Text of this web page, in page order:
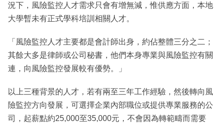
況下，風險監控人才需求只會有增無減，惟供應方面，本地
大學暫未有正式學科培訓相關人才。
「風險監控人才主要都是會計師出身，約佔整體三分之二；
其餘大多是律師或公司秘書，他們本身專業與風險監控有關
連，向風險監控發展較有優勢。」
以上三種背景的人才，若有兩至三年工作經驗，然後轉向風
險監控方向發展，可選擇企業內部職位或提供專業服務的公
司，起薪點約25,000至35,000元，不會因為轉範疇而需要